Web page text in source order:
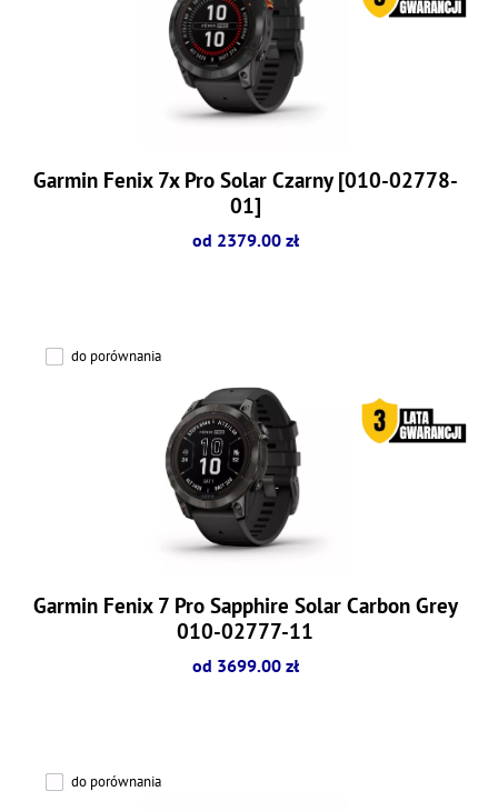
Garmin Fenix 7x Pro Solar Czarny [010-02778-
01]
od 2379.00 zł
do porównania
Garmin Fenix 7 Pro Sapphire Solar Carbon Grey
010-02777-11
od 3699.00 zł
do porównania